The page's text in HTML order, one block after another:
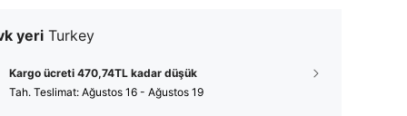
yeri Turkey
Kargo ücreti 470,74TL kadar düşük
Tah. Teslimat: Ağustos 16 - Ağustos 19